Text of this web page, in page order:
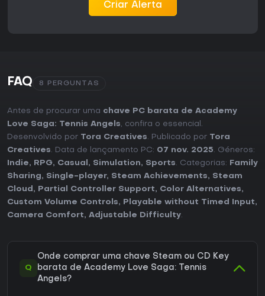
Criar Alerta
FAQ 8 PERGUNTAS
Antes de procurar uma chave PC barata de Academy
Love Saga: Tennis Angels, confira o essencial.
Desenvolvido por Tora Creatives. Publicado por Tora
Creatives. Data de lançamento PC: 07 nov. 2025. Géneros:
Indie, RPG, Casual , Simulation, Sports. Categorias:
Family
Sharing, Single-player, Steam Achievements, Steam
Cloud , Partial Controller Support, Color Alternatives,
Custom Volume Controls, Playable without Timed Input,
Camera Comfort, Adjustable Difficulty.
Q
Onde comprar uma chave Steam ou CD Key
barata de Academy Love Saga: Tennis
Angels?